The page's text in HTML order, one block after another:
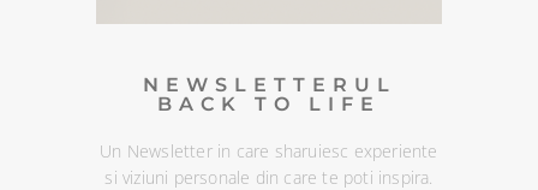
NEWSLETTERUL
BACK TO LIFE
Un Newsletter in care sharuiesc experiente
si viziuni personale din care te poti inspira.